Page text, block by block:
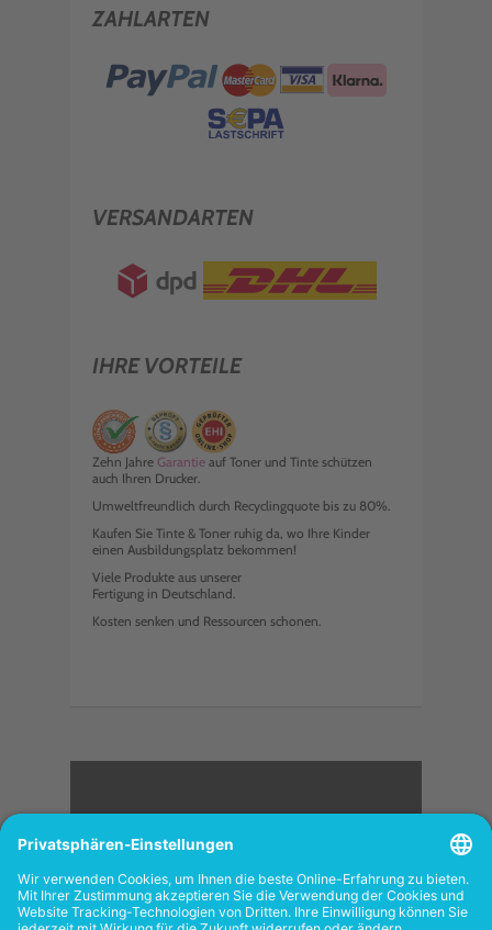
ZAHLARTEN
VERSANDARTEN
IHRE VORTEILE
Zehn Jahre Garantie auf Toner und Tinte schützen
auch Ihren Drucker.
Umweltfreundlich durch Recyclingquote bis zu 80%.
Kaufen Sie Tinte & Toner ruhig da, wo Ihre Kinder
einen Ausbildungsplatz bekommen!
Viele Produkte aus unserer
Fertigung in Deutschland.
Kosten senken und Ressourcen schonen.
<
FOLGEN SIE UNS